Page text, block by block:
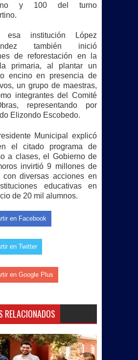
y 100 del turno
esa institución López
también inició
de reforestación en la
primaria, al plantar un
encino en presencia de
un grupo de maestras,
integrantes del Comité
representando por
Elizondo Escobedo.
Municipal explicó
el citado programa de
a clases, el Gobierno de
invirtió 9 millones de
con diversas acciones en
educativas en
de 20 mil alumnos.
en Facebook
en Twitter
en Google Plus
RELACIONADOS